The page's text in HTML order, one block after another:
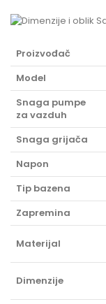
Proizvođač
Model
Snaga pumpe
za vazduh
Snaga grijača
Napon
Tip bazena
Zapremina
Materijal
Dimenzije